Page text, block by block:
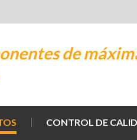
de
CONTROL DE